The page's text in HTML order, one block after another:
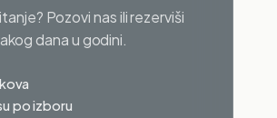
Pozovi nas ili rezerviši
dana u godini.
po izboru